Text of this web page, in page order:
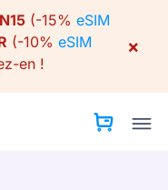
(-15% eSIM
(-10% eSIM
en !
×